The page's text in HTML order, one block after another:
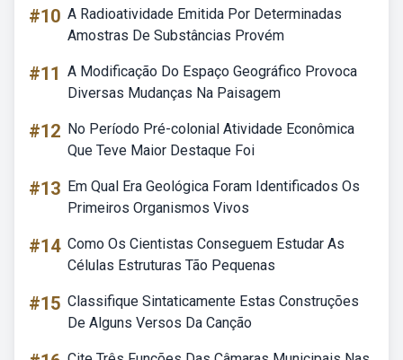
#10 A Radioatividade Emitida Por Determinadas
Amostras De Substâncias Provém
#11 A Modificação Do Espaço Geográfico Provoca
Diversas Mudanças Na Paisagem
#12 No Período Pré-colonial Atividade Econômica
Que Teve Maior Destaque Foi
#13 Em Qual Era Geológica Foram Identificados Os
Primeiros Organismos Vivos
#14 Como Os Cientistas Conseguem Estudar As
Células Estruturas Tão Pequenas
#15 Classifique Sintaticamente Estas Construções
De Alguns Versos Da Canção